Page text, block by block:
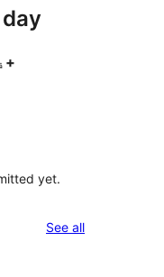
100+
yet.
See allreviews